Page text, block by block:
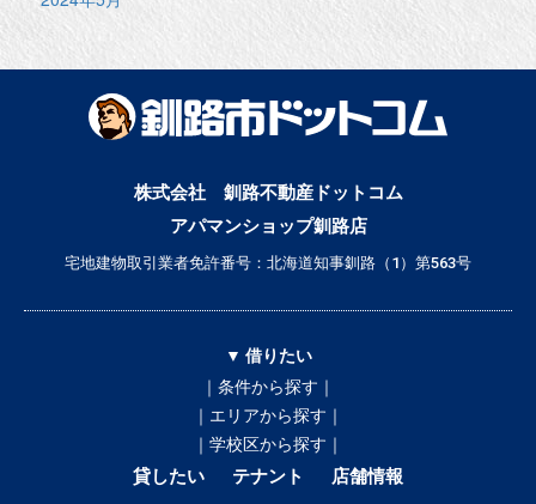
株式会社 釧路不動産ドットコム
アパマンショップ釧路店
宅地建物取引業者免許番号：北海道知事釧路（1）第563号
▼ 借りたい
｜条件から探す｜
｜エリアから探す｜
｜学校区から探す｜
貸したい テナント 店舗情報